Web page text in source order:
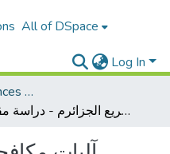
All of DSpace
Log In
Faculty of Social Sciences and Humanities
آليات مكافحة جريمة الرشوة بين الشريعة اإلسبلمية كالتشريع الجزائرم - دراسة مقارنة -